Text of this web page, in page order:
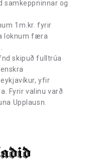
samkeppninnar og
1m.kr. fyrir
loknum færa
skipuð fulltrúa
yfir
Fyrir valinu varð
Upplausn.